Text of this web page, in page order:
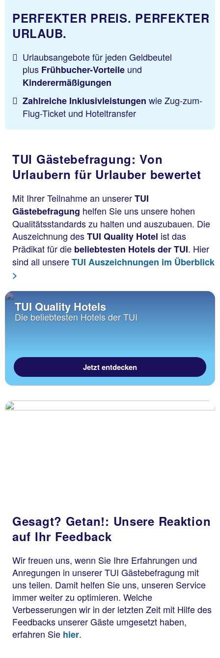
PERFEKTER PREIS. PERFEKTER
URLAUB.
Urlaubsangebote für jeden Geldbeutel
plus Frühbucher-Vorteile und
Kinderermäßigungen
Zahlreiche Inklusivleistungen wie Zug-zum-
Flug-Ticket und Hoteltransfer
TUI Gästebefragung: Von
Urlaubern für Urlauber bewertet
Mit Ihrer Teilnahme an unsererTUI
Gästebefragung helfen Sie uns unsere hohen
Qualitätsstandards zu halten und auszubauen. Die
Auszeichnung desTUI Quality Hotel ist das
Prädikat für die beliebtesten Hotels der TUI. Hier
sind all unsereTUI Auszeichnungen im Überblick
>
TUI Quality Hotels
Die beliebtesten Hotels der TUI
Jetzt entdecken
Gesagt? Getan!: Unsere Reaktion
auf Ihr Feedback
Wir freuen uns, wenn Sie Ihre Erfahrungen und
Anregungen in unserer TUI Gästebefragung mit
uns teilen. Damit helfen Sie uns, unseren Service
immer weiter zu optimieren. Welche
Verbesserungen wir in der letzten Zeit mit Hilfe des
Feedbacks unserer Gäste umgesetzt haben,
erfahren Sie hier.